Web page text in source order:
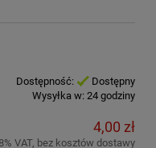
Dostępność:
Dostępny
Wysyłka w: 24 godziny
4,00 zł
VAT, bez kosztów dostawy